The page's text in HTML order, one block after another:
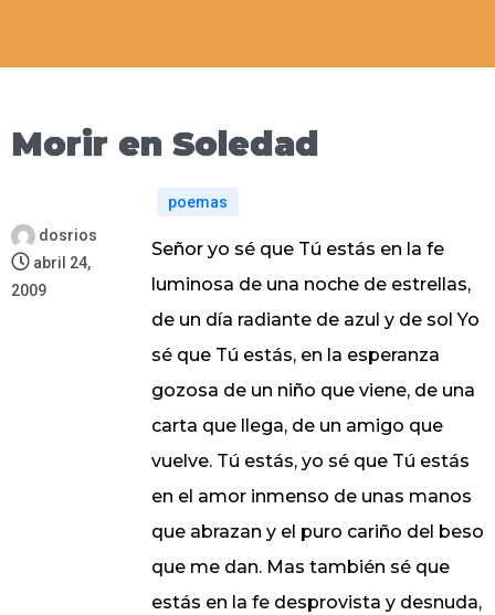
Morir en Soledad
dosrios
abril 24,
2009
poemas
Señor yo sé que Tú estás en la fe
luminosa de una noche de estrellas,
de un día radiante de azul y de sol Yo
sé que Tú estás, en la esperanza
gozosa de un niño que viene, de una
carta que llega, de un amigo que
vuelve. Tú estás, yo sé que Tú estás
en el amor inmenso de unas manos
que abrazan y el puro cariño del beso
que me dan. Mas también sé que
estás en la fe desprovista y desnuda,